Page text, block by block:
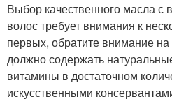
Выбор качественного масла с
волос требует внимания к
первых, обратите внимание
должно содержать
витамины в достаточном
искусственными